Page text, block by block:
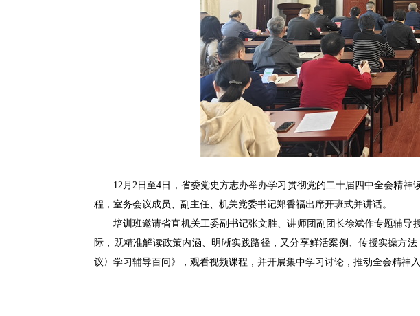
12月2日至4日，省委党史方志办举办学习贯彻党的二十届四中全会精
程，室务会议成员、副主任、机关党委书记郑香福出席开班式并讲话。
培训班邀请省直机关工委副书记张文胜、讲师团副团长徐斌作专题辅
际，既精准解读政策内涵、明晰实践路径，又分享鲜活案例、传授实操方
议〉学习辅导百问》，观看视频课程，并开展集中学习讨论，推动全会精神入